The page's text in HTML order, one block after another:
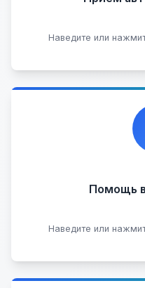
Наведите или
Помощь
Наведите или
Профессиональная
на любых